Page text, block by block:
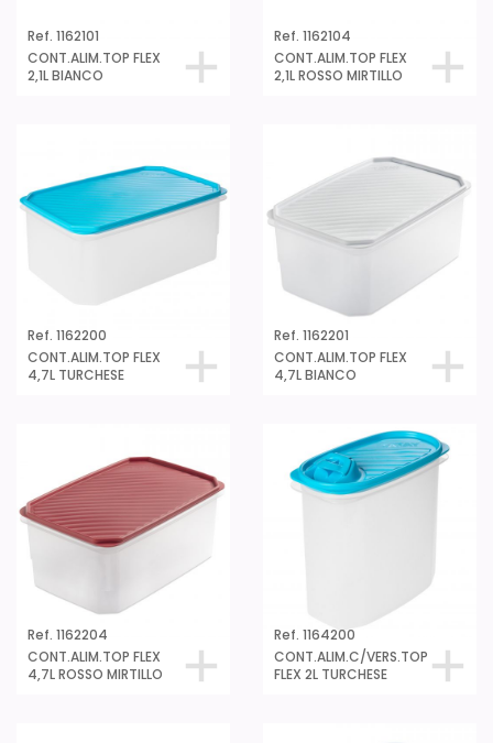
Ref. 1162101
CONT.ALIM.TOP FLEX
2,1L BIANCO
Ref. 1162104
CONT.ALIM.TOP FLEX
2,1L ROSSO MIRTILLO
Ref. 1162200
CONT.ALIM.TOP FLEX
4,7L TURCHESE
Ref. 1162201
CONT.ALIM.TOP FLEX
4,7L BIANCO
Ref. 1162204
CONT.ALIM.TOP FLEX
4,7L ROSSO MIRTILLO
Ref. 1164200
CONT.ALIM.C/VERS.TOP
FLEX 2L TURCHESE